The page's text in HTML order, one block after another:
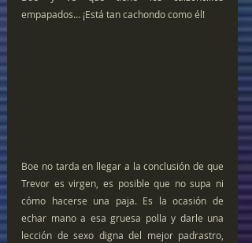
empapados… ¡Está tan cachondo como él!
Boe no tarda en llegar a la conclusión de que
Trevor es virgen, es posible que no supa ni
cómo hacerse una paja. Es la ocasión de
echar mano a esa gruesa polla y darle una
lección de sexo digna del mejor padrastro,